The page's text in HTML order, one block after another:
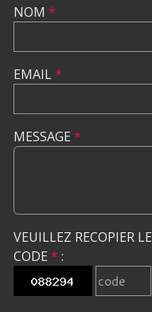
NOM *
EMAIL*
MESSAGE *
VEUILLEZ RECOPIER LE
CODE * :